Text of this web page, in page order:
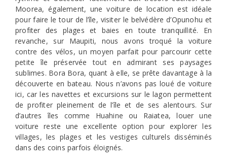
Moorea, également, une voiture de location est idéale
pour faire le tour de l’île, visiter le belvédère d’Opunohu et
profiter des plages et baies en toute tranquillité. En
revanche, sur Maupiti, nous avons troqué la voiture
contre des vélos, un moyen parfait pour parcourir cette
petite île préservée tout en admirant ses paysages
sublimes. Bora Bora, quant à elle, se prête davantage à la
découverte en bateau. Nous n’avons pas loué de voiture
ici, car les navettes et excursions sur le lagon permettent
de profiter pleinement de l’île et de ses alentours. Sur
d’autres îles comme Huahine ou Raiatea, louer une
voiture reste une excellente option pour explorer les
villages, les plages et les vestiges culturels disséminés
dans des coins parfois éloignés.